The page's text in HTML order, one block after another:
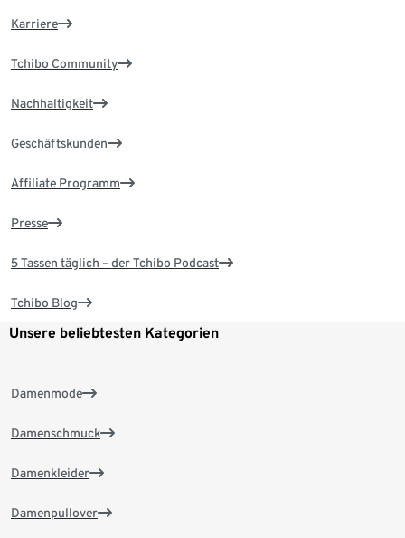
Karriere
Tchibo Community
Nachhaltigkeit
Geschäftskunden
Affiliate Programm
Presse
5 Tassen täglich – der Tchibo Podcast
Tchibo Blog
Unsere beliebtesten Kategorien
Damenmode
Damenschmuck
Damenkleider
Damenpullover